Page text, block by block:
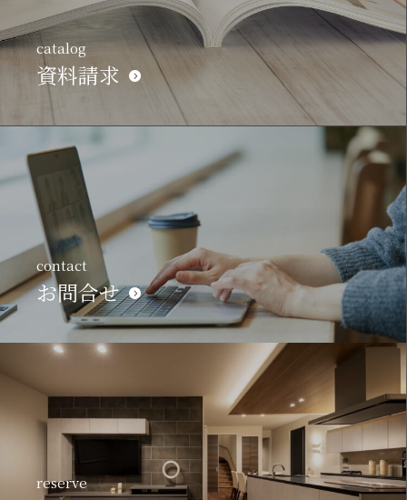
catalog
資料請求
contact
お問合せ
reserve